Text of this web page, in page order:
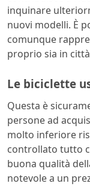
inquinare
nuovi modelli. È
comunque
proprio sia in
Le biciclette
Questa è
persone ad
molto inferiore
controllato tutto
buona qualità
notevole a un